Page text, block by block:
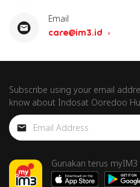
Email
care@im3.id
Subscribe using your email
know about Indosat Ooredoo
Gunakan terus